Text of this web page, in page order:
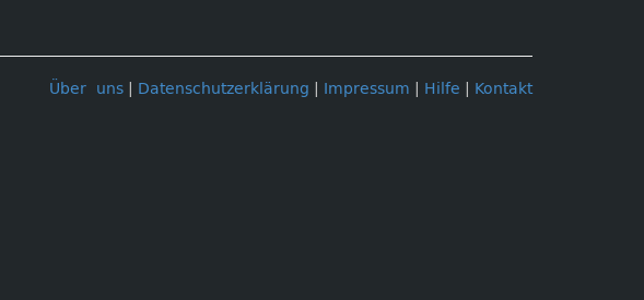
Über uns Datenschutzerklärung Impressum Hilfe Kontakt